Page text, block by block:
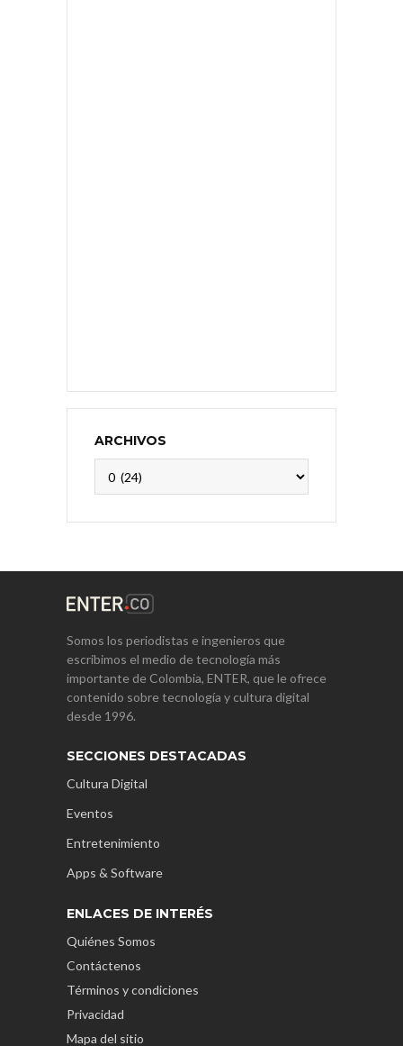
ARCHIVOS
Somos los periodistas e ingenieros que
escribimos el medio de tecnología más
importante de Colombia, ENTER, que le ofrece
contenido sobre tecnología y cultura digital
desde 1996.
SECCIONES DESTACADAS
Cultura Digital
Eventos
Entretenimiento
Apps & Software
ENLACES DE INTERÉS
Quiénes Somos
Contáctenos
Términos y condiciones
Privacidad
Mapa del sitio